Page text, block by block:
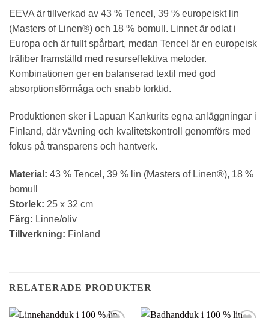
EEVA är tillverkad av 43 % Tencel, 39 % europeiskt lin
(Masters of Linen®) och 18 % bomull. Linnet är odlat i
Europa och är fullt spårbart, medan Tencel är en europeisk
träfiber framställd med resurseffektiva metoder.
Kombinationen ger en balanserad textil med god
absorptionsförmåga och snabb torktid.
Produktionen sker i Lapuan Kankurits egna anläggningar i
Finland, där vävning och kvalitetskontroll genomförs med
fokus på transparens och hantverk.
Material: 43 % Tencel, 39 % lin (Masters of Linen®), 18 %
bomull
Storlek: 25 x 32 cm
Färg: Linne/oliv
Tillverkning: Finland
RELATERADE PRODUKTER